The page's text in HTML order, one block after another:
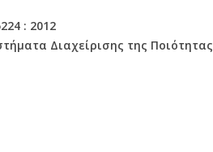
: 2012
Διαχείρισης της Ποιότητας